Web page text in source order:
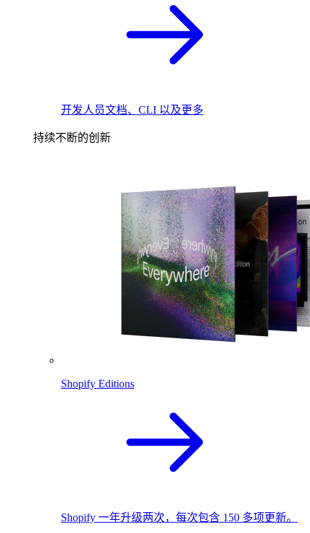
开发人员文档、CLI 以及更多
持续不断的创新
Shopify Editions
Shopify 一年升级两次，每次包含 150 多项更新。